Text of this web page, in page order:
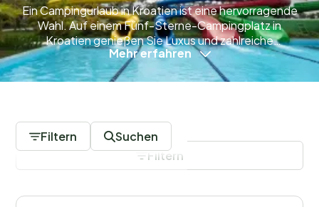
Ein Campingurlaub in Kroatien ist eine hervorragende
Wahl. Auf einem Fünf-Sterne-Campingplatz in
Kroatien genießen Sie Luxus und zahlreiche
Annehmlichkeiten. Diese Campingplätze befinden sich
meist an besonders schönen Orten des Landes. In
Kroatien liegen die luxuriösen Fünf-Sterne-
Urlaubsgäste. Besonders attraktiv ist diese Region
durch die herrlichen Strände an der Adria.
Mehr erfahren
Filtern Suchen
Filtern